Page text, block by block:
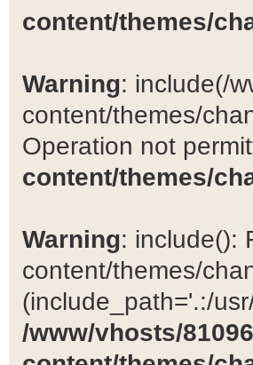
content/themes/
Warning: include(/
content/themes/
Operation not
content/themes/
Warning: include():
content/themes/
(include_path='.:/
/www/vhosts/